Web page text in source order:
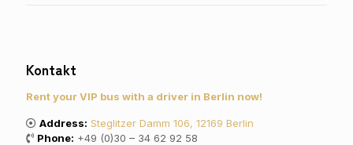
Kontakt
Rent your VIP bus with a driver in Berlin now!
Address: Steglitzer Damm 106, 12169 Berlin
Phone: +49 (0)30 – 34 62 92 58